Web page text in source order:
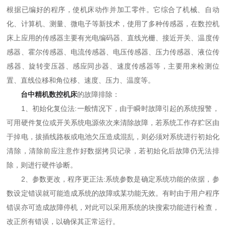
根据已编好的程序，使机床动作并加工零件。它综合了机械、自动
化、计算机、测量、微电子等新技术，使用了多种传感器，在数控机
床上应用的传感器主要有光电编码器、直线光栅、接近开关、温度传
感器、霍尔传感器、电流传感器、电压传感器、压力传感器、液位传
感器、旋转变压器、感应同步器、速度传感器等，主要用来检测位
置、直线位移和角位移、速度、压力、温度等。
台中精机数控机床的故障排除：
1、初始化复位法:一般情况下，由于瞬时故障引起的系统报警，
可用硬件复位或开关系统电源依次来清除故障，若系统工作存贮区由
于掉电，拔插线路板或电池欠压造成混乱，则必须对系统进行初始化
清除，清除前应注意作好数据拷贝记录，若初始化后故障仍无法排
除，则进行硬件诊断。
2、参数更改，程序更正法:系统参数是确定系统功能的依据，参
数设定错误就可能造成系统的故障或某功能无效。有时由于用户程序
错误亦可造成故障停机，对此可以采用系统的块搜索功能进行检查，
改正所有错误，以确保其正常运行。